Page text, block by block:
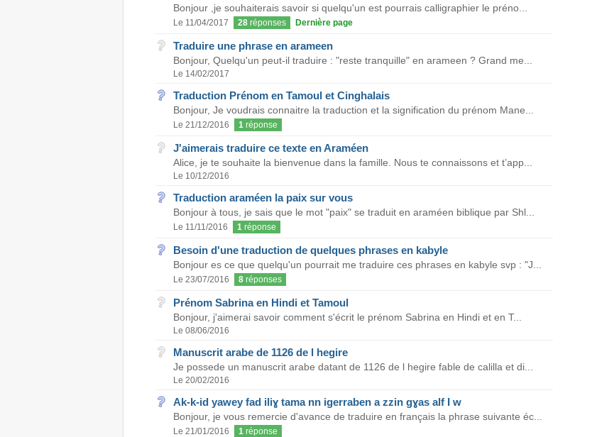
Bonjour ,je souhaiterais savoir si quelqu'un est pourrais calligraphier le préno...
Le 11/04/2017 28réponses Dernière page
Traduire une phrase en arameen
Bonjour, Quelqu'un peut-il traduire : "reste tranquille" en arameen ? Grand me...
Le 14/02/2017
Traduction Prénom en Tamoul et Cinghalais
Bonjour, Je voudrais connaitre la traduction et la signification du prénom Mane...
Le 21/12/2016 1réponse
J'aimerais traduire ce texte en Araméen
Alice, je te souhaite la bienvenue dans la famille. Nous te connaissons et t’app...
Le 10/12/2016
Traduction araméen la paix sur vous
Bonjour à tous, je sais que le mot "paix" se traduit en araméen biblique par Shl...
Le 11/11/2016 1réponse
Besoin d'une traduction de quelques phrases en kabyle
Bonjour es ce que quelqu'un pourrait me traduire ces phrases en kabyle svp : "J...
Le 23/07/2016 8réponses
Prénom Sabrina en Hindi et Tamoul
Bonjour, j'aimerai savoir comment s'écrit le prénom Sabrina en Hindi et en T...
Le 08/06/2016
Manuscrit arabe de 1126 de l hegire
Je possede un manuscrit arabe datant de 1126 de l hegire fable de calilla et di...
Le 20/02/2016
Ak-k-id yawey fad iliɣ tama nn igerraben a zzin gɣas alf I w
Bonjour, je vous remercie d'avance de traduire en français la phrase suivante éc...
Le 21/01/2016 1réponse